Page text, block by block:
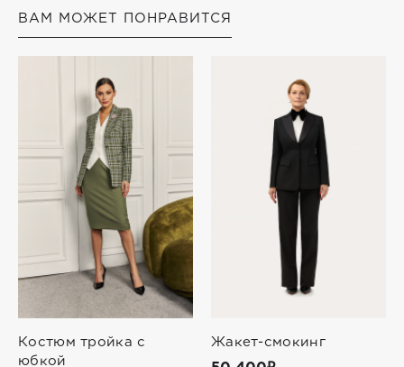
ВАМ МОЖЕТ ПОНРАВИТСЯ
Костюм тройка с
юбкой
Жакет-смокинг